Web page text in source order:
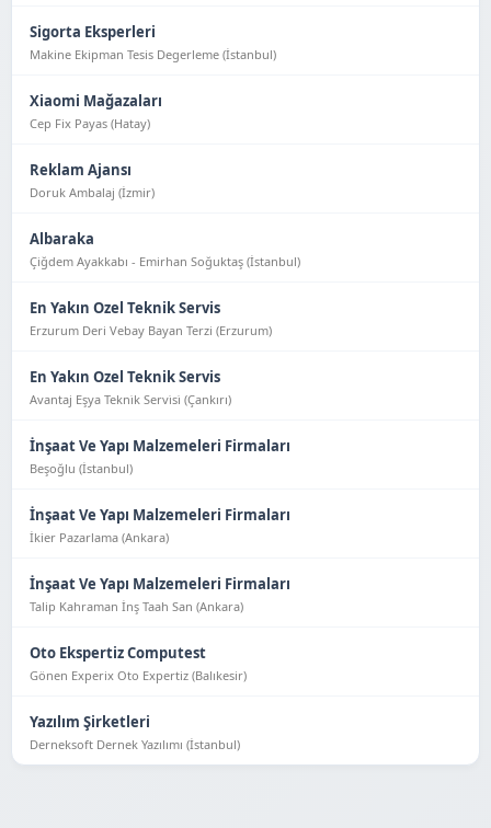
Sigorta Eksperleri
Makine Ekipman Tesis Degerleme (İstanbul)
Xiaomi Mağazaları
Cep Fix Payas (Hatay)
Reklam Ajansı
Doruk Ambalaj (İzmir)
Albaraka
Çiğdem Ayakkabı - Emirhan Soğuktaş (İstanbul)
En Yakın Ozel Teknik Servis
Erzurum Deri Vebay Bayan Terzi (Erzurum)
En Yakın Ozel Teknik Servis
Avantaj Eşya Tekni̇k Servi̇si̇ (Çankırı)
İnşaat Ve Yapı Malzemeleri Firmaları
Beşoğlu (İstanbul)
İnşaat Ve Yapı Malzemeleri Firmaları
İkier Pazarlama (Ankara)
İnşaat Ve Yapı Malzemeleri Firmaları
Talip Kahraman İnş Taah San (Ankara)
Oto Ekspertiz Computest
Gönen Experix Oto Expertiz (Balıkesir)
Yazılım Şirketleri
Derneksoft Dernek Yazılımı (İstanbul)